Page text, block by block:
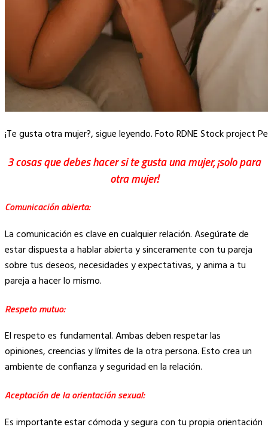
¡Te gusta otra mujer?, sigue leyendo. Foto RDNE Stock project
3 cosas que debes hacer si te gusta una mujer, ¡solo para
otra mujer!
Comunicación abierta:
La comunicación es clave en cualquier relación. Asegúrate de
estar dispuesta a hablar abierta y sinceramente con tu pareja
sobre tus deseos, necesidades y expectativas, y anima a tu
pareja a hacer lo mismo.
Respeto mutuo:
El respeto es fundamental. Ambas deben respetar las
opiniones, creencias y límites de la otra persona. Esto crea un
ambiente de confianza y seguridad en la relación.
Aceptación de la orientación sexual:
Es importante estar cómoda y segura con tu propia orientación